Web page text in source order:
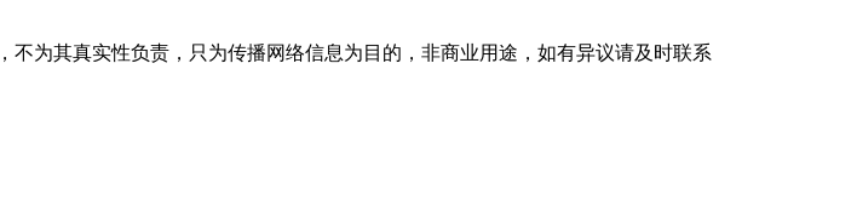
为其真实性负责，只为传播网络信息为目的，非商业用途，如有异议请及时联系